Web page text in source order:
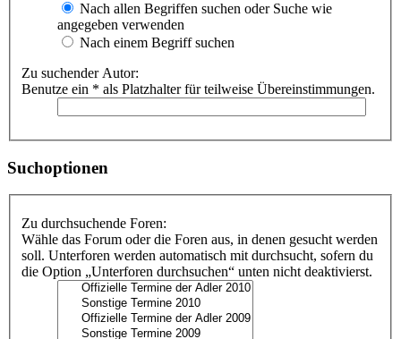
Nach allen Begriffen suchen oder Suche wie
angegeben verwenden
Nach einem Begriff suchen
Zu suchender Autor:
Benutze ein * als Platzhalter für teilweise Übereinstimmungen.
Suchoptionen
Zu durchsuchende Foren:
Wähle das Forum oder die Foren aus, in denen gesucht werden
soll. Unterforen werden automatisch mit durchsucht, sofern du
die Option „Unterforen durchsuchen“ unten nicht deaktivierst.